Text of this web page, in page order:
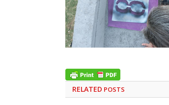
RELATED POSTS